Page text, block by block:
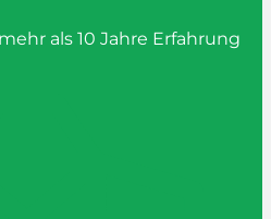
als 10 Jahre Erfahrung